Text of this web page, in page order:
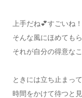
上手だね💕すごいね！
そんな風にほめてもら
それが自分の得意な
ときには立ち止まって
時間をかけて待つと